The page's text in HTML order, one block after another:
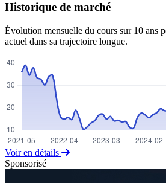
Historique de marché
Évolution mensuelle du cours sur 10 ans
actuel dans sa trajectoire longue.
Voir en détails
Sponsorisé